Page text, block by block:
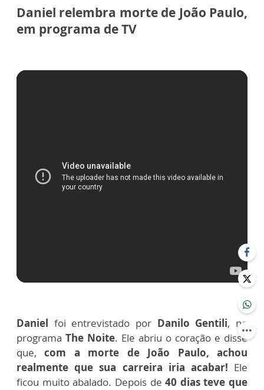
Daniel relembra morte de João Paulo,
em programa de TV
Daniel foi entrevistado por Danilo Gentili, no
programa The Noite. Ele abriu o coração e disse
que, com a morte de João Paulo, achou
realmente que sua carreira iria acabar! Ele
ficou muito abalado. Depois de40 dias teve que